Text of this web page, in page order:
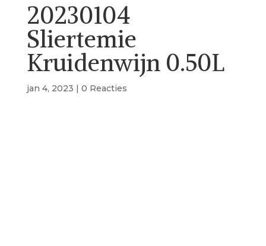
20230104
Sliertemie
Kruidenwijn 0.50L
jan 4, 2023 | 0 Reacties